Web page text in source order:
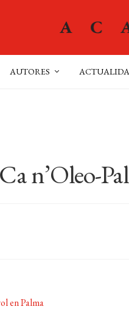
AUTORES
n’Oleo-
en Palma